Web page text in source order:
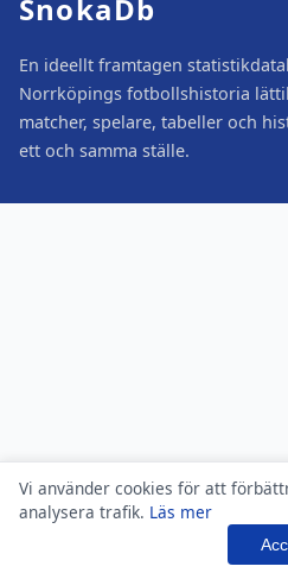
Vi använder cookies för att
analysera trafik. Läs mer
SnokaDb
En ideellt framtagen
Norrköpings fotbollshistoria
matcher, spelare, tabeller och
ett och samma ställe.